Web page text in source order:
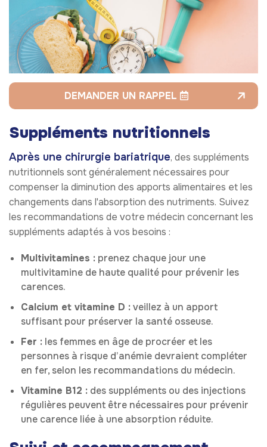
DEMANDER UN RAPPEL
Suppléments nutritionnels
Après une chirurgie bariatrique, des suppléments
nutritionnels sont généralement nécessaires pour
compenser la diminution des apports alimentaires et les
changements dans l'absorption des nutriments. Suivez
les recommandations de votre médecin concernant les
suppléments adaptés à vos besoins :
Multivitamines : prenez chaque jour une
multivitamine de haute qualité pour prévenir les
carences.
Calcium et vitamine D :veillez à un apport
suffisant pour préserver la santé osseuse.
Fer : les femmes en âge de procréer et les
personnes à risque d’anémie devraient compléter
en fer, selon les recommandations du médecin.
Vitamine B12 : des suppléments ou des injections
régulières peuvent être nécessaires pour prévenir
une carence liée à une absorption réduite.